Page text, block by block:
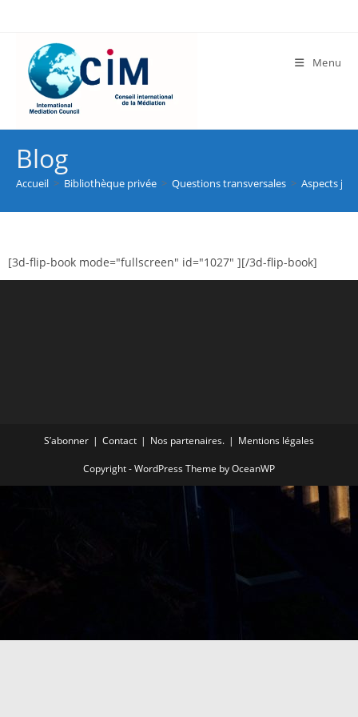
Menu
Blog
Accueil > Bibliothèque privée > Questions transversales > Aspects
[3d-flip-book mode="fullscreen" id="1027" ][/3d-flip-book]
S’abonner Contact Nos partenaires. Mentions légales
Copyright - WordPress Theme by OceanWP